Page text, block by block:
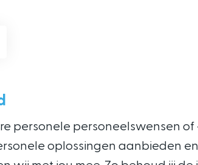
personele personeelswensen
oplossingen aanbieden